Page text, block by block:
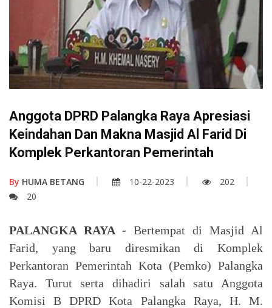
Anggota DPRD Palangka Raya Apresiasi
Keindahan Dan Makna Masjid Al Farid Di
Komplek Perkantoran Pemerintah
By HUMA BETANG 10-22-2023
202
20
PALANGKA RAYA - Bertempat di Masjid Al
Farid, yang baru diresmikan di Komplek
Perkantoran Pemerintah Kota (Pemko) Palangka
Raya. Turut serta dihadiri salah satu Anggota
Komisi B DPRD Kota Palangka Raya, H. M.